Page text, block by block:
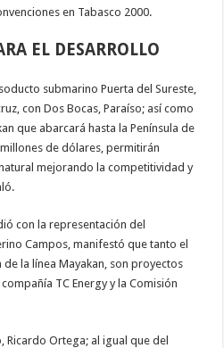
en Tabasco 2000.
EL DESARROLLO
submarino Puerta del Sureste,
con Dos Bocas, Paraíso; así como
que abarcará hasta la Península de
de dólares, permitirán
mejorando la competitividad y
con la representación del
Campos, manifestó que tanto el
la línea Mayakan, son proyectos
TC Energy y la Comisión
Ricardo Ortega; al igual que del